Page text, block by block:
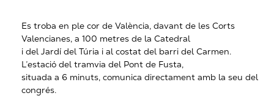
Es troba en ple cor de València, davant de les Corts
Valencianes, a 100 metres de la Catedral
i del Jardí del Túria i al costat del barri del Carmen.
L’estació del tramvia del Pont de Fusta,
situada a 6 minuts, comunica directament amb la seu del
congrés.